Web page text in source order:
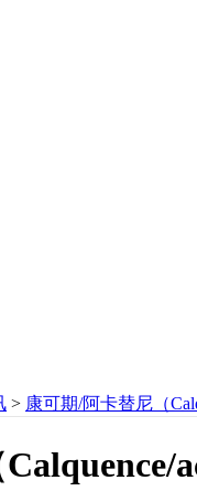
> 康可期/阿卡替尼（